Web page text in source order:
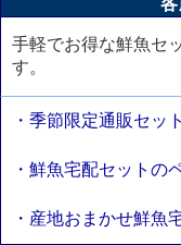
手軽でお得な鮮魚セ
す。
・季節限定通販セッ
・鮮魚宅配セットの
・産地おまかせ鮮魚